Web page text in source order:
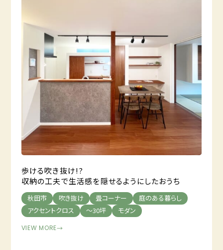
歩ける吹き抜け!?
収納の工夫で生活感を隠せるようにしたおうち
秋田市 吹き抜け 畳コーナー
庭のある暮らし
アクセントクロス
～30坪 モダン
VIEW MORE→